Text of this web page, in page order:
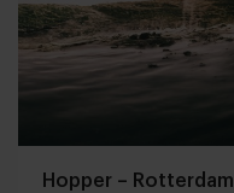
Hopper – Rotterdam